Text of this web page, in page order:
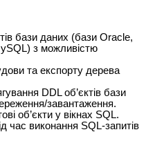
бази даних (бази Oracle,
з можливістю
та експорту дерева
DDL об’єктів бази
завантаження.
об’єкти у вікнах SQL.
час виконання SQL-запитів